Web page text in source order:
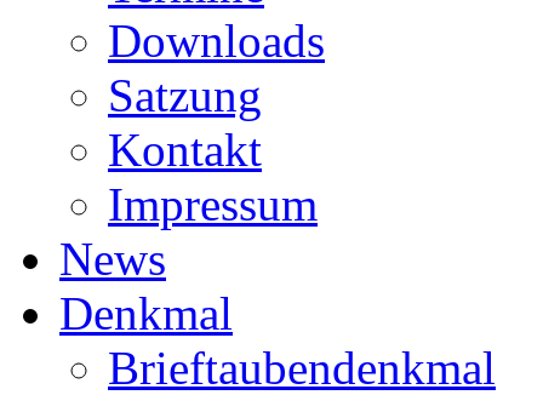
Downloads
Satzung
Kontakt
Impressum
News
Denkmal
Brieftaubendenkmal